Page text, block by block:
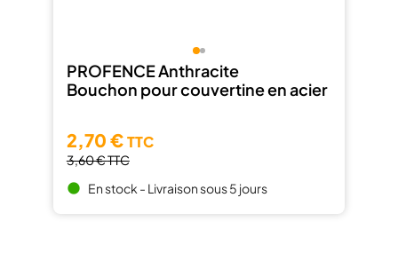
PROFENCE Anthracite
Bouchon pour couvertine en acier
2,70 €TTC
3,60 €TTC
brightness_1 En stock - Livraison sous 5 jours